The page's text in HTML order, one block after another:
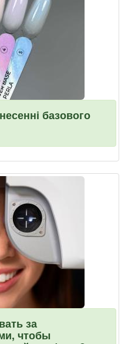
базового
за
чтобы